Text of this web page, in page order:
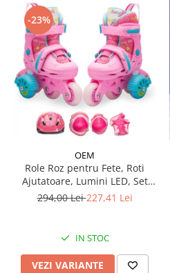
-23%
OEM
Role Roz pentru Fete, Roti
Ajutatoare, Lumini LED, Set
Protectie
294,00 Lei227,41 Lei
IN STOC
VEZI VARIANTE